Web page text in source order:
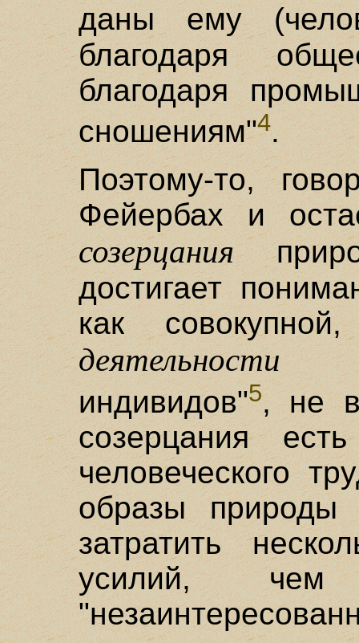
даны ему
благодаря
благодаря
сношениям"4.
Поэтому-то,
Фейербах и
созерцания
достигает
как
деятельности
индивидов"5, не
созерцания
человеческого
образы
затратить
усилий, чем